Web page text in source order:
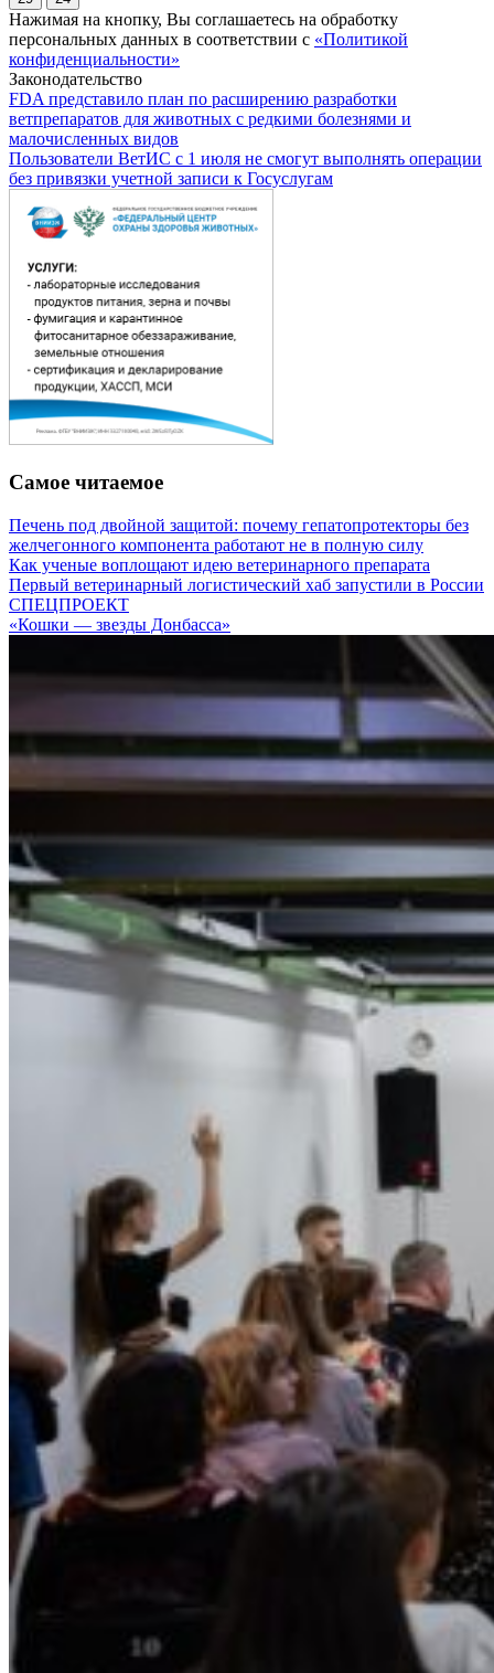
Нажимая на кнопку, Вы соглашаетесь на обработку
персональных данных в соответствии с «Политикой
конфиденциальности»
Законодательство
FDA представило план по расширению разработки
ветпрепаратов для животных с редкими болезнями и
малочисленных видов
Пользователи ВетИС с 1 июля не смогут выполнять операции
без привязки учетной записи к Госуслугам
Самое читаемое
Печень под двойной защитой: почему гепатопротекторы без
желчегонного компонента работают не в полную силу
Как ученые воплощают идею ветеринарного препарата
Первый ветеринарный логистический хаб запустили в России
СПЕЦПРОЕКТ
«Кошки — звезды Донбасса»